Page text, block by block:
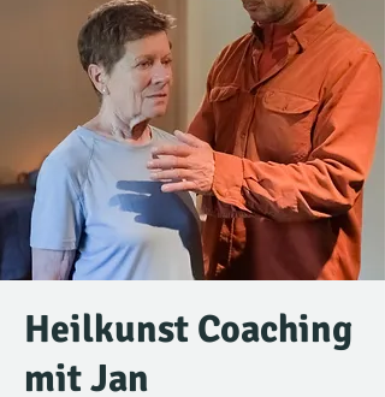
Heilkunst Coaching
mit Jan